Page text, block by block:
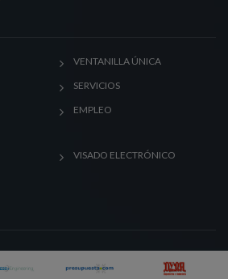
VENTANILLA ÚNICA
SERVICIOS
EMPLEO
VISADO ELECTRÓNICO